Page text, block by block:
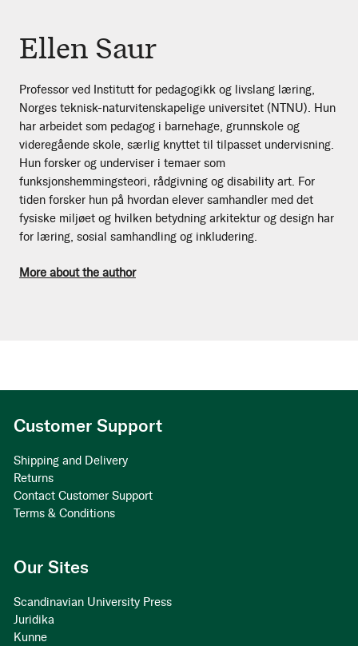
Ellen Saur
Professor ved Institutt for pedagogikk og livslang læring,
Norges teknisk-naturvitenskapelige universitet (NTNU). Hun
har arbeidet som pedagog i barnehage, grunnskole og
videregående skole, særlig knyttet til tilpasset undervisning.
Hun forsker og underviser i temaer som
funksjonshemmingsteori, rådgivning og disability art. For
tiden forsker hun på hvordan elever samhandler med det
fysiske miljøet og hvilken betydning arkitektur og design har
for læring, sosial samhandling og inkludering.
More about the author
Customer Support
Shipping and Delivery
Returns
Contact Customer Support
Terms & Conditions
Our Sites
Scandinavian University Press
Juridika
Kunne